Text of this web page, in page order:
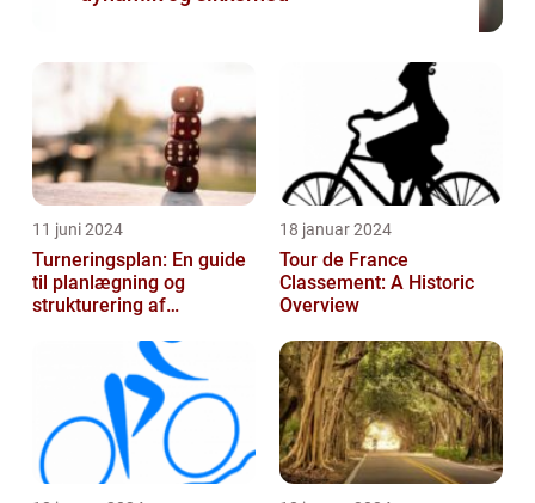
11 juni 2024
Turneringsplan: En guide
til planlægning og
strukturering af
18 januar 2024
Tour de France
Classement: A Historic
Overview